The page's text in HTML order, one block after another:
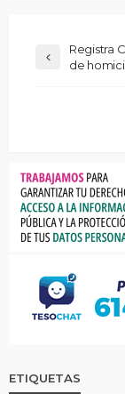
Registra
de
ETIQUETAS